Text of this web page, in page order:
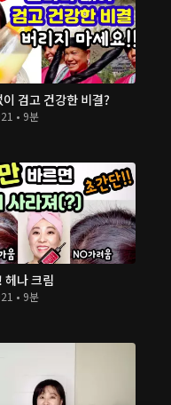
검고 건강한 비결?
• 9분
나 크림
• 9분